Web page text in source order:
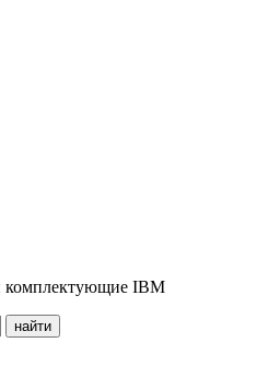
комплектующие IBM